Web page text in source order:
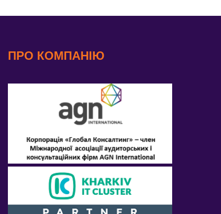
ПРО КОМПАНІЮ